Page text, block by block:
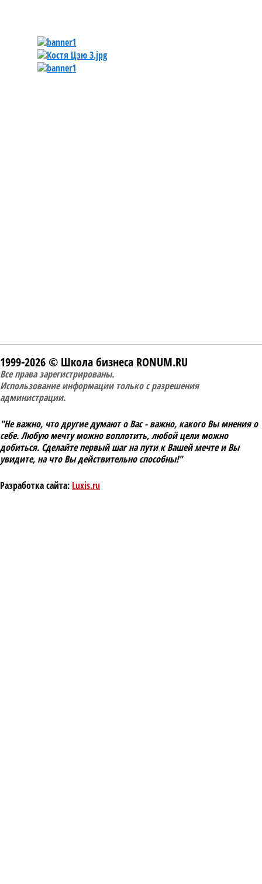
1999-2026 © Школа бизнеса RONUM.RU
Все права зарегистрированы.
Использование информации только с разрешения
администрации.
"Не важно, что другие думают о Вас - важно, какого Вы мнения о
себе. Любую мечту можно воплотить, любой цели можно
добиться. Сделайте первый шаг на пути к Вашей мечте и Вы
увидите, на что Вы действительно способны!"
Разработка сайта: Luxis.ru